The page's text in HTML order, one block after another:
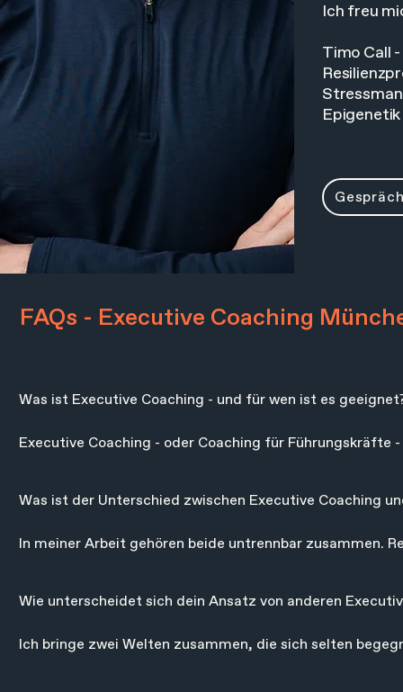
Ich freu
Timo Call
Epigenetik
FAQs - Executive Coaching
Was ist Executive Coaching - und für wen ist es
Executive Coaching - oder Coaching für
Was ist der Unterschied zwischen Executive Coaching
In meiner Arbeit gehören beide untrennbar zusammen.
arbeite an dem, was dich wirklich stark macht - und
Wie unterscheidet sich dein Ansatz von anderen
Ich bringe zwei Welten zusammen, die sich selten